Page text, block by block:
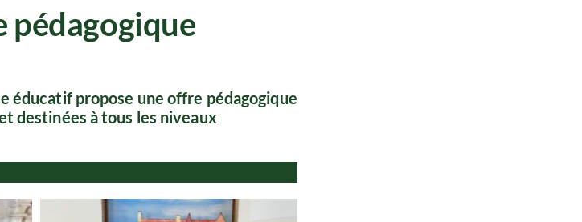
pédagogique
éducatif propose une offre pédagogique
destinées à tous les niveaux